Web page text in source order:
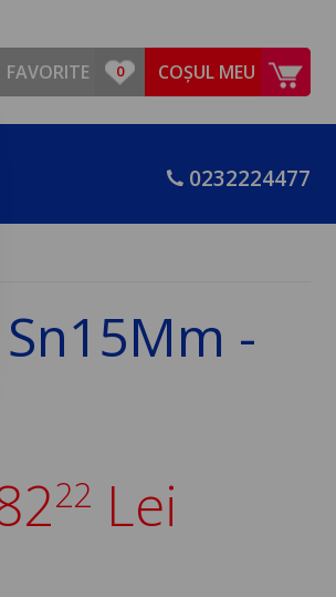
FAVORITE COȘUL MEU
0232224477
-
22 Lei